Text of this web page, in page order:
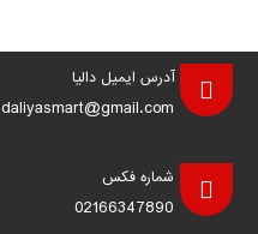
آدرس ایمیل دالیا
daliyasmart@gmail.com
شماره فکس
02166347890